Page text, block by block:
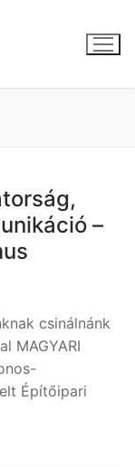
–
csinálnánk
MAGYARI
Építőipari